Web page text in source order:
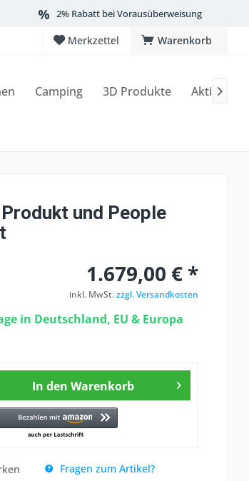
2% Rabatt bei Vorausüberweisung
Warenkorb
Merkzettel
Camping 3D Produkte Aktionen

und People
1.679,00 € *
inkl. MwSt.zzgl. Versandkosten
in Deutschland, EU & Europa
In den Warenkorb
Fragen zum Artikel?